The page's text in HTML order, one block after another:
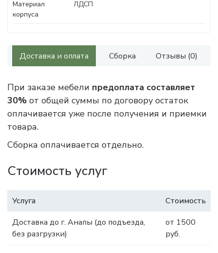
Материал
корпуса
ЛДСП
Доставка и оплата Сборка Отзывы (0)
При заказе мебели предоплата составляет
30% от общей суммы по договору остаток
оплачивается уже после получения и приемки
товара.
Сборка оплачивается отдельно.
Стоимость услуг
Услуга
Стоимость
Доставка до г. Анапы (до подъезда,
без разгрузки)
от 1500
руб.